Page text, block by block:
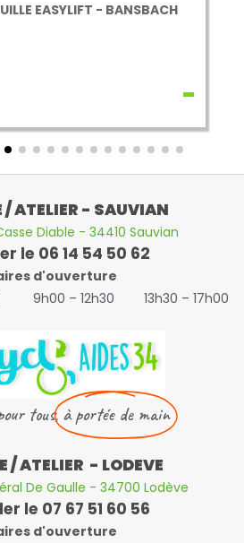
EASYLIFT - BANSBACH
/ ATELIER - SAUVIAN
Diable - 34410 Sauvian
le 06 14 54 50 62
d'ouverture
9h00 – 12h30 13h30 – 17h00
tous,à portée de main
/ ATELIER - LODEVE
De Gaulle - 34700 Lodève
le 07 67 51 60 56
d'ouverture